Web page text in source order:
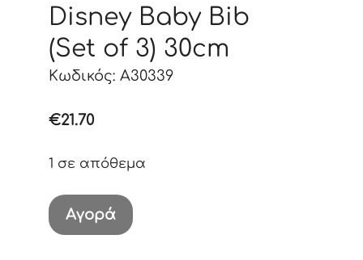
Disney Baby Bib
(Set of 3) 30cm
Κωδικός: A30339
€21.70
1 σε απόθεμα
Disney
Baby
Αγορά